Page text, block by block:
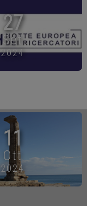
27
Set
2024
11
Ott
2024